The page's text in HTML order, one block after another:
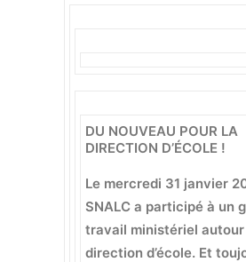
DU NOUVEAU POUR LA
DIRECTION D’ÉCOLE !
Le mercredi 31 janvier
SNALC a participé à un
travail ministériel autour
direction d’école. Et